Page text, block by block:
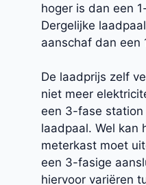
hoger is dan een
Dergelijke
aanschaf dan een
De laadprijs zelf
niet meer
een 3-fase
laadpaal. Wel kan
meterkast moet
een 3-fasige
hiervoor variëren